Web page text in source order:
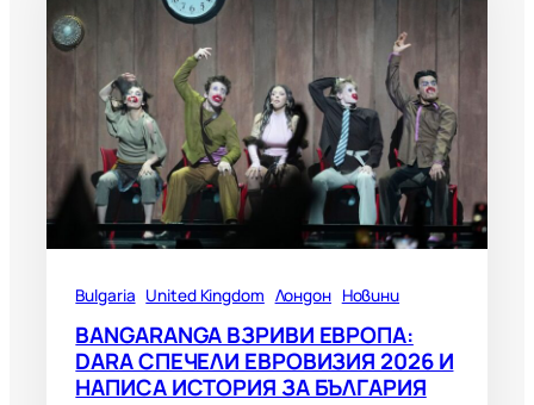
Bulgaria United Kingdom Лондон Новини
BANGARANGA ВЗРИВИ ЕВРОПА:
DARA СПЕЧЕЛИ ЕВРОВИЗИЯ 2026 И
НАПИСА ИСТОРИЯ ЗА БЪЛГАРИЯ